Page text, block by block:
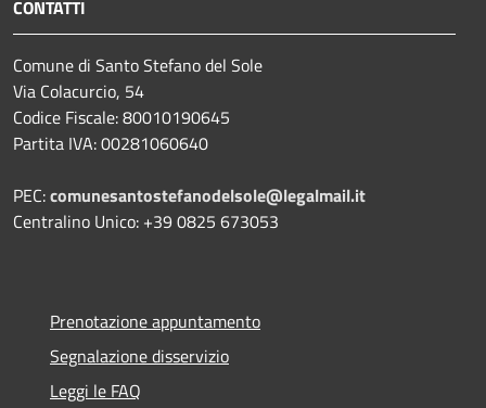
CONTATTI
Comune di Santo Stefano del Sole
Via Colacurcio, 54
Codice Fiscale: 80010190645
Partita IVA: 00281060640
PEC:comunesantostefanodelsole@legalmail.it
Centralino Unico: +39 0825 673053
Prenotazione appuntamento
Segnalazione disservizio
Leggi le FAQ